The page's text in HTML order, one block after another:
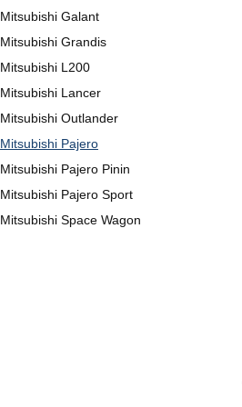
Mitsubishi Galant
Mitsubishi Grandis
Mitsubishi L200
Mitsubishi Lancer
Mitsubishi Outlander
Mitsubishi Pajero
Mitsubishi Pajero Pinin
Mitsubishi Pajero Sport
Mitsubishi Space Wagon